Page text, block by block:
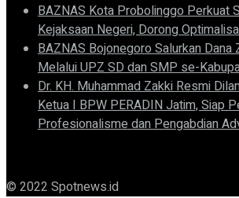
BAZNAS Kota Probolinggo Perkuat
Kejaksaan Negeri, Dorong
BAZNAS Bojonegoro Salurkan
Melalui UPZ SD dan SMP se-
Dr. KH. Muhammad Zakki Resmi
Ketua I BPW PERADIN Jatim, Siap
Profesionalisme dan Pengabdian
© 2022 Spotnews.id